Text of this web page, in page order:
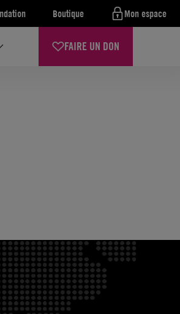
Boutique Mon espace
FAIRE UN DON